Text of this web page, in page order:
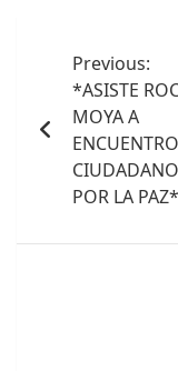
entradas
Previous:
*ASISTE
MOYA A
ENCUENTRO
CIUDADANO
POR LA PAZ*